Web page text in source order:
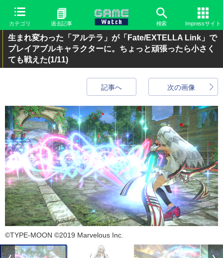
カテゴリ 過去記事 検索 Impressサイト
生まれ変わった「アルテラ」が「Fate/EXTELLA Link」で
プレイアブルキャラクターに。ちょっと頑張ったら小さく
ても戦えた(1/11)
次の画像
記事へ
©TYPE-MOON ©2019 Marvelous Inc.